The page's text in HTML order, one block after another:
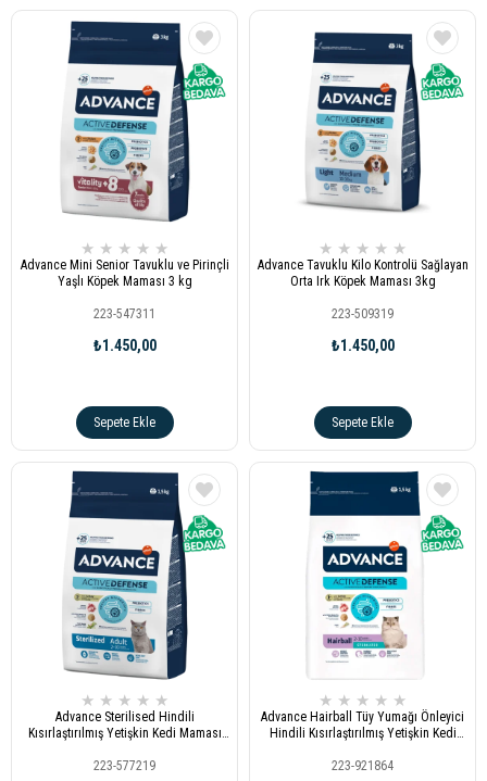
★ ★ ★ ★ ★
Advance Mini Senior Tavuklu ve Pirinçli
Yaşlı Köpek Maması 3 kg
223-547311
₺1.450,00
Sepete Ekle
★ ★ ★ ★ ★
Advance Tavuklu Kilo Kontrolü Sağlayan
Orta Irk Köpek Maması 3kg
223-509319
₺1.450,00
Sepete Ekle
★ ★ ★ ★ ★
Advance Sterilised Hindili
Kısırlaştırılmış Yetişkin Kedi Maması
223-577219
★ ★ ★ ★ ★
Advance Hairball Tüy Yumağı Önleyici
Hindili Kısırlaştırılmış Yetişkin Kedi
223-921864